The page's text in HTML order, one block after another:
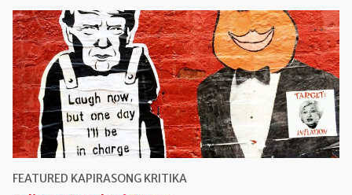
FEATURED KAPIRASONG KRITIKA